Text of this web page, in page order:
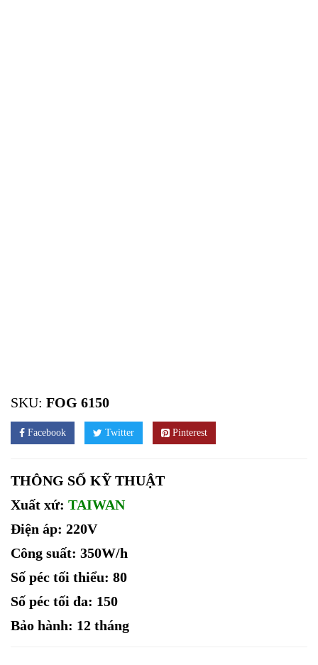
SKU: FOG 6150
Facebook Twitter Pinterest
THÔNG SỐ KỸ THUẬT
Xuất xứ: TAIWAN
Điện áp: 220V
Công suất: 350W/h
Số péc tối thiểu: 80
Số péc tối đa: 150
Bảo hành: 12 tháng